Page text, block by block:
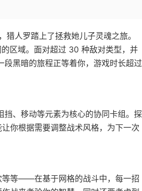
人罗踏上了拯救她儿子灵魂之旅。
区域。面对超过 30 种敌对类型，并
黑暗的旅程正等着你，游戏时长超过
、移动等元素为核心的协同卡组。探
你根据需要调整战术风格，为下一次
等——在基于网格的战斗中，每一招